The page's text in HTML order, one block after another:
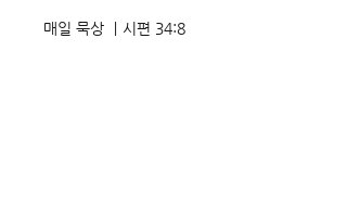
매일 묵상 ㅣ시편 34:8